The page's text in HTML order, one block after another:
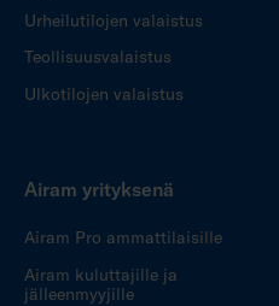
Urheilutilojen valaistus
Teollisuusvalaistus
Ulkotilojen valaistus
Airam yrityksenä
Airam Pro ammattilaisille
Airam kuluttajille ja
jälleenmyyjille